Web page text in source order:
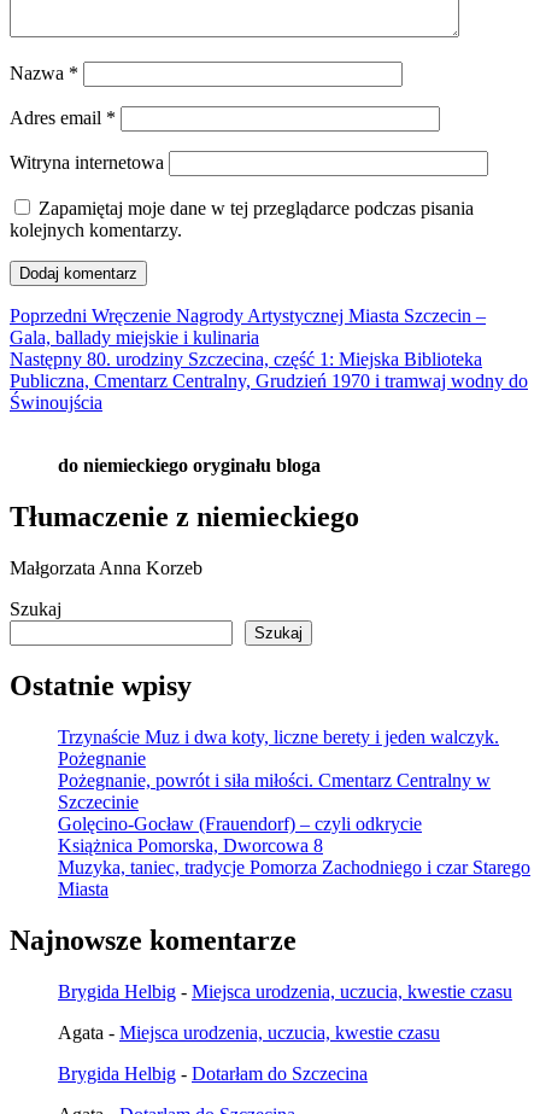
Nazwa *
Adres email *
Witryna internetowa
Zapamiętaj moje dane w tej przeglądarce podczas pisania
kolejnych komentarzy.
Nawigacja
wpisu
Poprzedni Poprzedni
wpis:
Wręczenie Nagrody Artystycznej Miasta Szczecin –
Gala, ballady miejskie i kulinaria
Następny Następny
wpis:
80. urodziny Szczecina, część 1: Miejska Biblioteka
Publiczna, Cmentarz Centralny, Grudzień 1970 i tramwaj wodny do
Świnoujścia
do niemieckiego oryginału bloga
Tłumaczenie z niemieckiego
Małgorzata Anna Korzeb
Szukaj
Szukaj
Ostatnie wpisy
Trzynaście Muz i dwa koty, liczne berety i jeden walczyk.
Pożegnanie
Pożegnanie, powrót i siła miłości. Cmentarz Centralny w
Szczecinie
Golęcino-Gocław (Frauendorf) – czyli odkrycie
Książnica Pomorska, Dworcowa 8
Muzyka, taniec, tradycje Pomorza Zachodniego i czar Starego
Miasta
Najnowsze komentarze
Brygida Helbig - Miejsca urodzenia, uczucia, kwestie czasu
Agata - Miejsca urodzenia, uczucia, kwestie czasu
Brygida Helbig - Dotarłam do Szczecina